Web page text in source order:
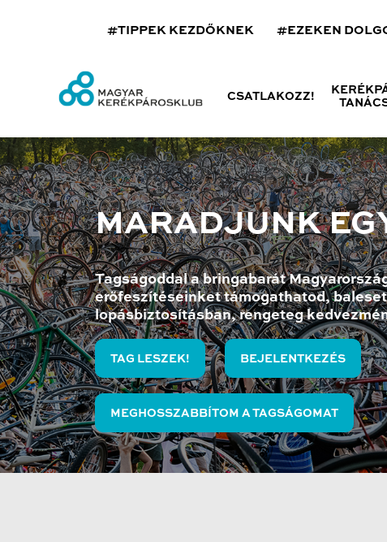
#TIPPEK KEZDŐKNEK #EZEKEN
CSATLAKOZZ!
MARADJUNK
Tagságoddal a bringabarát
erőfeszítéseinket támogathatod,
lopásbiztosításban, rengeteg
TAG LESZEK! BEJELENTKEZÉS
MEGHOSSZABBÍTOM A TAGSÁGOMAT